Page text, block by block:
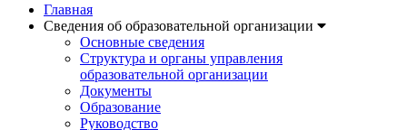
Главная
Сведения об образовательной организации
Основные сведения
Структура и органы управления
образовательной организации
Документы
Образование
Руководство